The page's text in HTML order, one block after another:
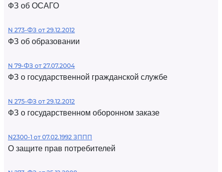
ФЗ об ОСАГО
N 273-ФЗ от 29.12.2012
ФЗ об образовании
N 79-ФЗ от 27.07.2004
ФЗ о государственной гражданской службе
N 275-ФЗ от 29.12.2012
ФЗ о государственном оборонном заказе
N2300-1 от 07.02.1992 ЗППП
О защите прав потребителей